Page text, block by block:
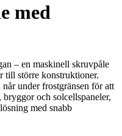
med
– en maskinell skruvpåle
till större konstruktioner.
under frostgränsen för att
och solcellspaneler,
lösning med snabb